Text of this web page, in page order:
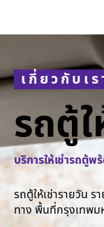
เกี่ยวกับเร
รถตู้ใ
บริการให้เช่ารถตู้
รถตู้ให้เช่ารายวัน
ทาง พื้นที่กรุงเทพ